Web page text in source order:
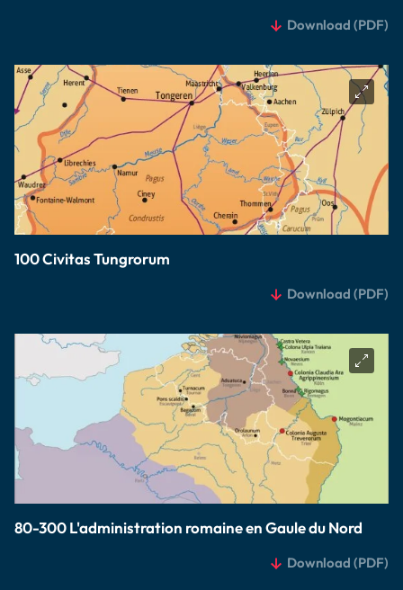
Download (PDF)
100 Civitas Tungrorum
Download (PDF)
80-300 L'administration romaine en Gaule du Nord
Download (PDF)